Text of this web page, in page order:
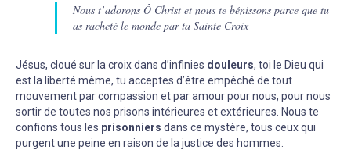
Nous t’adorons Ô Christ et nous te bénissons parce que tu
as racheté le monde par ta Sainte Croix
Jésus, cloué sur la croix dans d’infinies douleurs, toi le Dieu qui
est la liberté même, tu acceptes d’être empêché de tout
mouvement par compassion et par amour pour nous, pour nous
sortir de toutes nos prisons intérieures et extérieures. Nous te
confions tous les prisonniers dans ce mystère, tous ceux qui
purgent une peine en raison de la justice des hommes.